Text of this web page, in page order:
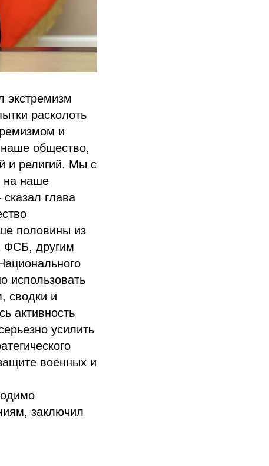
экстремизм
расколоть
и
общество,
и религий. Мы с
на наше
глава
половины из
ФСБ, другим
использовать
сводки и
активность
усилить
военных и
заключил